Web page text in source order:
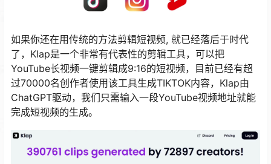
如果你还在用传统的方法剪辑短视频, 就已经落后于时代
了，Klap是一个非常有代表性的剪辑工具，可以把
YouTube长视频一键剪辑成9:16的短视频，目前已经有超
过70000名创作者使用该工具生成TIKTOK内容，Klap由
ChatGPT驱动，我们只需输入一段YouTube视频地址就能
完成短视频的生成。